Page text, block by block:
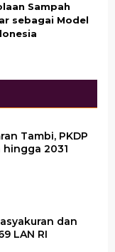
Sampah
sebagai Model
Tambi, PKDP
hingga 2031
dan
LAN RI